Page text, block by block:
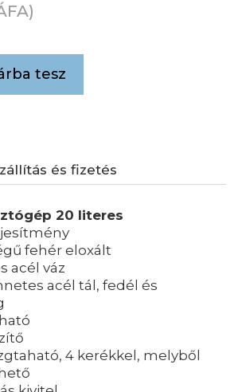
tesz
és fizetés
20 literes
fehér eloxált
acél váz
acél tál, fedél és
4 kerékkel, melyből